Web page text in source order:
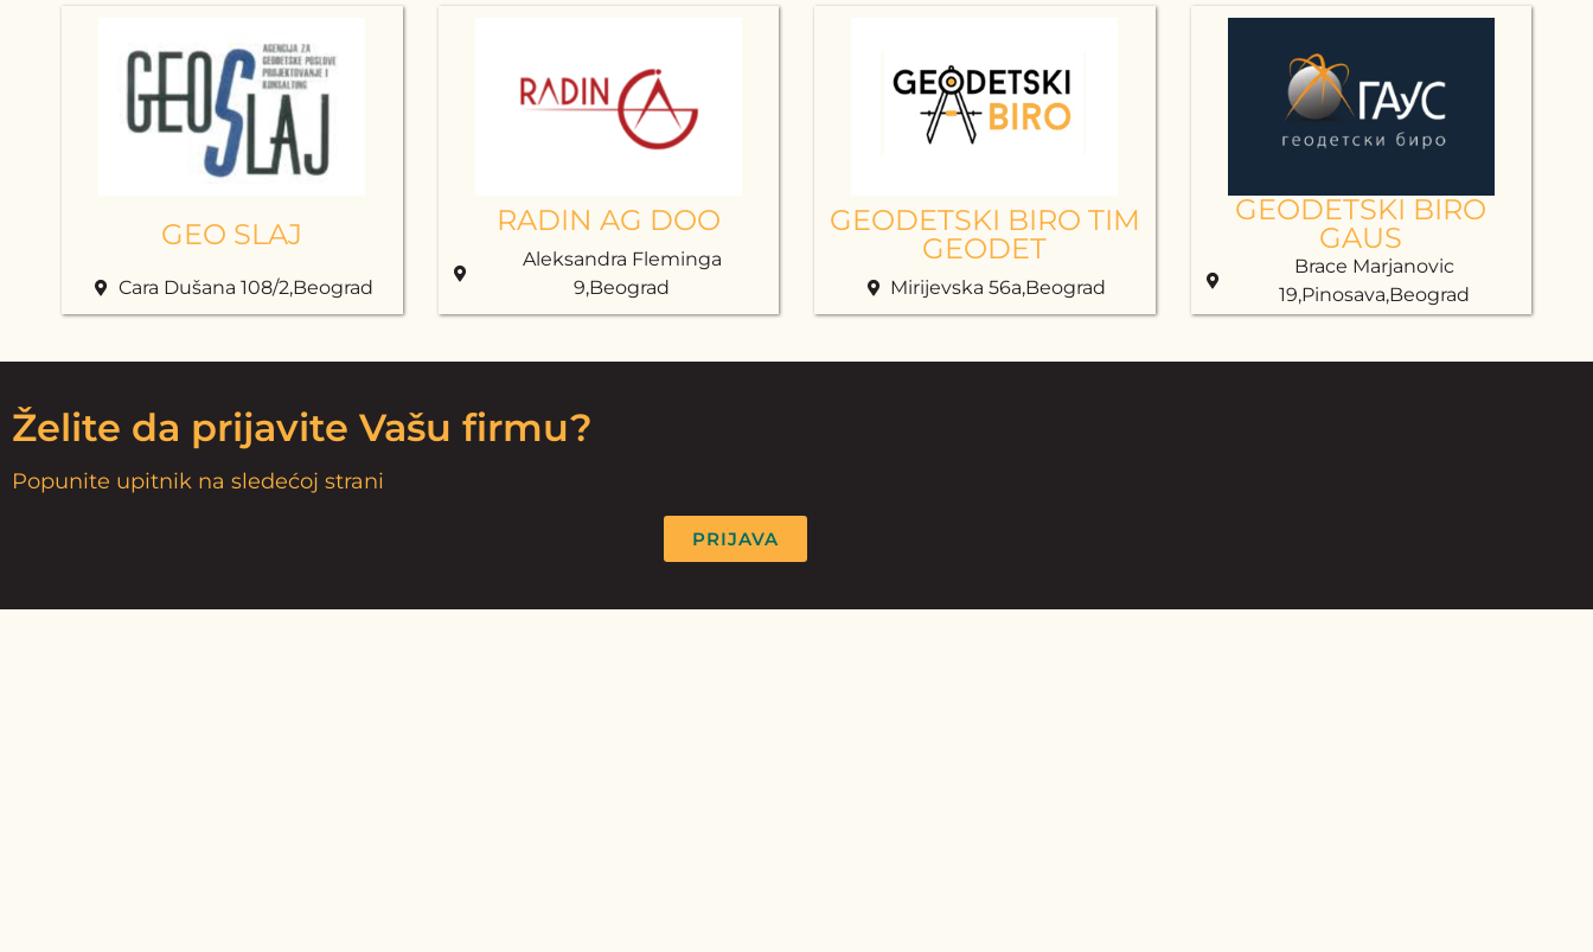
GEO SLAJ
Cara Dušana 108/2,Beograd
RADIN AG DOO
Aleksandra Fleminga
9,Beograd
GEODETSKI BIRO TIM
GEODET
Mirijevska 56a,Beograd
GEODETSKI BIRO
GAUS
Brace Marjanovic
19,Pinosava,Beograd
Želite da prijavite Vašu firmu?
Popunite upitnik na sledećoj strani
PRIJAVA